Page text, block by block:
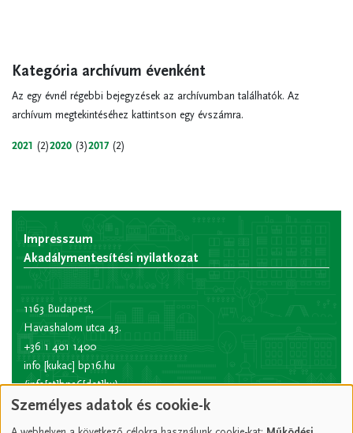
Kategória archívum évenként
Az egy évnél régebbi bejegyzések az archívumban találhatók. Az
archívum megtekintéséhez kattintson egy évszámra.
2021 (2)2020 (3)2017 (2)
Impresszum
Akadálymentesítési nyilatkozat
1163 Budapest,
Havashalom utca 43.
+36 1 401 1400
info [kukac] bp16.hu
(info[at]bp16[dot]hu)
Hivatali kapu rövid
Személyes adatok és cookie-k